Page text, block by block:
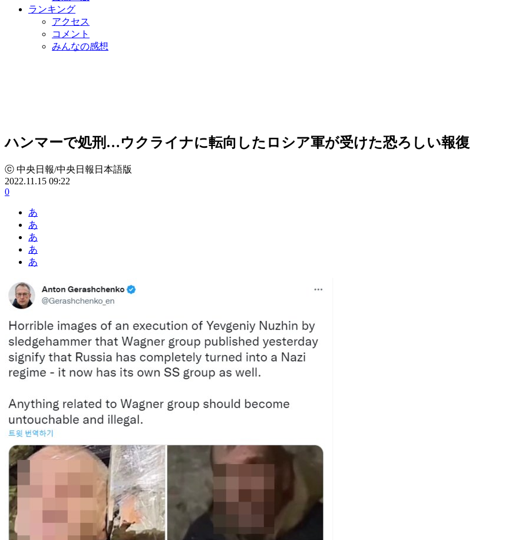
ランキング
アクセス
コメント
みんなの感想
ハンマーで処刑…ウクライナに転向したロシア軍が受けた恐ろしい報復
ⓒ 中央日報/中央日報日本語版
2022.11.15 09:22
0
あ
あ
あ
あ
あ